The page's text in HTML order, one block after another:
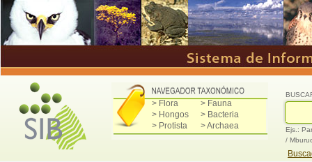
> Flora
> Fauna
> Hongos
> Bacteria
> Protista
> Archaea
Ejs.:
/